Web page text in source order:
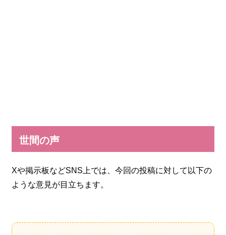
世間の声
Xや掲示板などSNS上では、今回の投稿に対して以下の
ような意見が目立ちます。